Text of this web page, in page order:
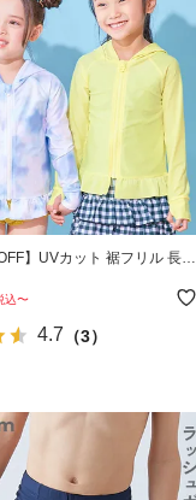
】UVカット 裾フリル 長袖
込〜
4.7 （3）